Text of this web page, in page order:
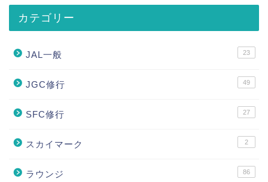
カテゴリー
JAL一般 23
JGC修行 49
SFC修行 27
スカイマーク 2
ラウンジ 86